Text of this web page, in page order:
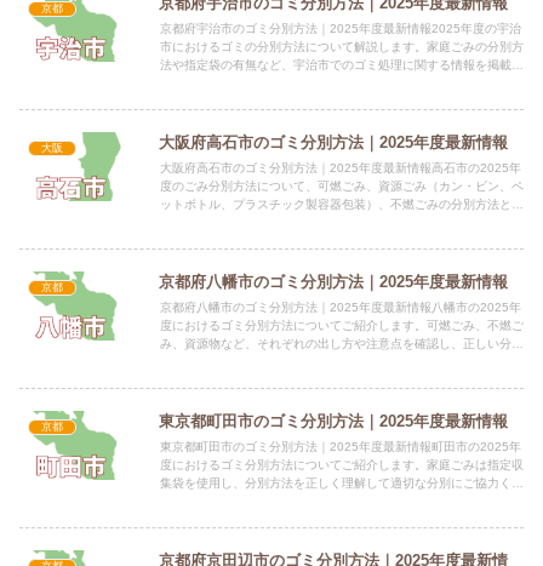
京都
京都府宇治市のゴミ分別方法｜2025年度最新情報2025年度の宇治
市におけるゴミの分別方法について解説します。家庭ごみの分別方
法や指定袋の有無など、宇治市でのゴミ処理に関する情報を掲載し
大阪 大阪府高石市のゴミ分別方法｜2025年度最新情報
大阪府高石市のゴミ分別方法｜2025年度最新情報高石市の2025年
度のごみ分別方法について、可燃ごみ、資源ごみ（カン・ビン、ペ
ットボトル、プラスチック製容器包装）、不燃ごみの分別方法と収
京都 京都府八幡市のゴミ分別方法｜2025年度最新情報
京都府八幡市のゴミ分別方法｜2025年度最新情報八幡市の2025年
度におけるゴミ分別方法についてご紹介します。可燃ごみ、不燃ご
み、資源物など、それぞれの出し方や注意点を確認し、正しい分別
京都 東京都町田市のゴミ分別方法｜2025年度最新情報
東京都町田市のゴミ分別方法｜2025年度最新情報町田市の2025年
度におけるゴミ分別方法についてご紹介します。家庭ごみは指定収
集袋を使用し、分別方法を正しく理解して適切な分別にご協力くだ
京都府京田辺市のゴミ分別方法｜2025年度最新情